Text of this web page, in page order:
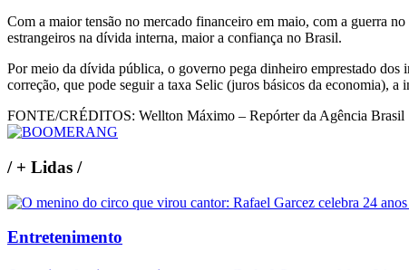
Com a maior tensão no mercado financeiro em maio, com a guerra
estrangeiros na dívida interna, maior a confiança no Brasil.
Por meio da dívida pública, o governo pega dinheiro emprestado dos
correção, que pode seguir a taxa Selic (juros básicos da economia),
FONTE/CRÉDITOS: Wellton Máximo – Repórter da Agência Brasil
/+ Lidas /
Entretenimento